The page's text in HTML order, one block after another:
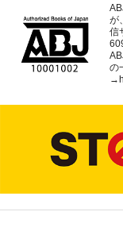
が
信
の
→